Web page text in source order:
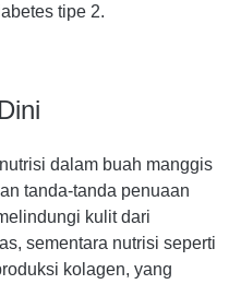
tipe 2.
dalam buah manggis
tanda-tanda penuaan
kulit dari
sementara nutrisi seperti
kolagen, yang